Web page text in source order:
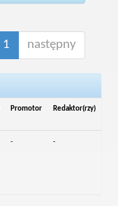
1 następny
Promotor Redaktor(rzy)
- -